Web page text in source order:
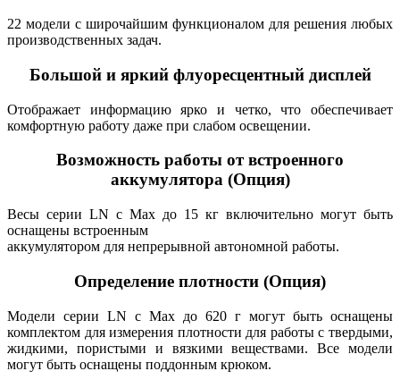
22 модели с широчайшим функционалом для решения любых
производственных задач.
Большой и яркий флуоресцентный дисплей
Отображает информацию ярко и четко, что обеспечивает
комфортную работу даже при слабом освещении.
Возможность работы от встроенного
аккумулятора (Опция)
Весы серии LN с Max до 15 кг включительно могут быть
оснащены встроенным
аккумулятором для непрерывной автономной работы.
Определение плотности (Опция)
Модели серии LN с Max до 620 г могут быть оснащены
комплектом для измерения плотности для работы с твердыми,
жидкими, пористыми и вязкими веществами. Все модели
могут быть оснащены поддонным крюком.